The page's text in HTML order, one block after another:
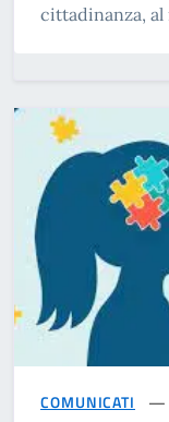
cittadinanza, al
COMUNICATI